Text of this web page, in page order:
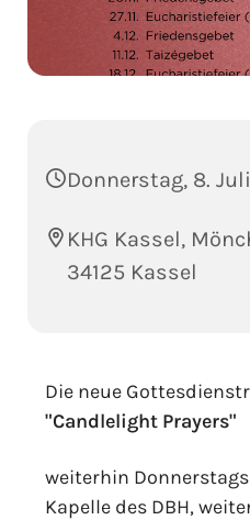
Donnerstag, 8.
KHG Kassel,
34125 Kassel
Die neue
"Candlelight Prayers"
weiterhin
Kapelle des DBH,